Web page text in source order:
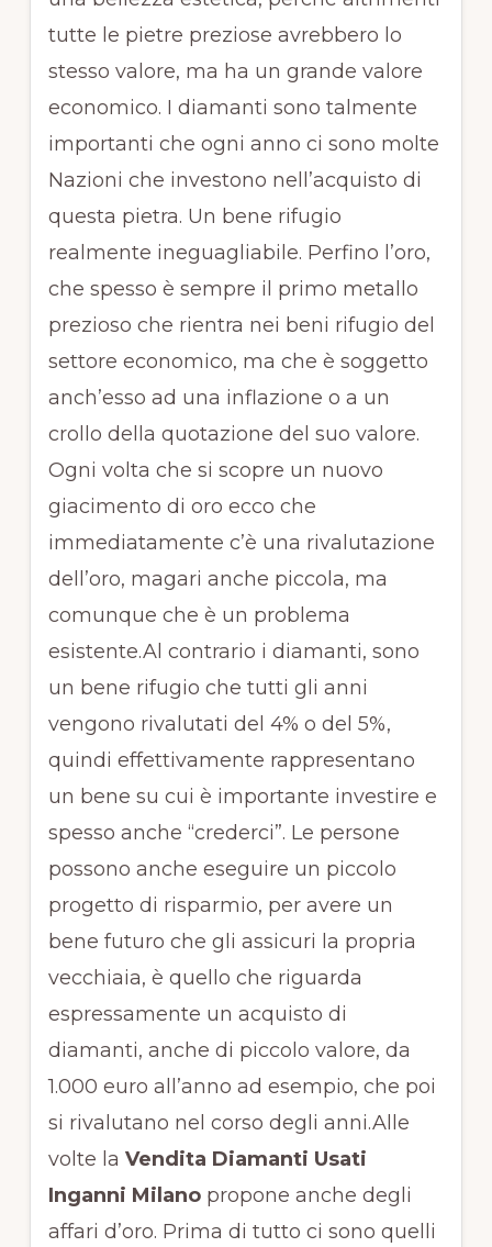
tutte le pietre preziose avrebbero lo
stesso valore, ma ha un grande valore
economico. I diamanti sono talmente
importanti che ogni anno ci sono molte
Nazioni che investono nell’acquisto di
questa pietra. Un bene rifugio
realmente ineguagliabile. Perfino l’oro,
che spesso è sempre il primo metallo
prezioso che rientra nei beni rifugio del
settore economico, ma che è soggetto
anch’esso ad una inflazione o a un
crollo della quotazione del suo valore.
Ogni volta che si scopre un nuovo
giacimento di oro ecco che
immediatamente c’è una rivalutazione
dell’oro, magari anche piccola, ma
comunque che è un problema
esistente.Al contrario i diamanti, sono
un bene rifugio che tutti gli anni
vengono rivalutati del 4% o del 5%,
quindi effettivamente rappresentano
un bene su cui è importante investire e
spesso anche “crederci”. Le persone
possono anche eseguire un piccolo
progetto di risparmio, per avere un
bene futuro che gli assicuri la propria
vecchiaia, è quello che riguarda
espressamente un acquisto di
diamanti, anche di piccolo valore, da
1.000 euro all’anno ad esempio, che poi
si rivalutano nel corso degli anni.Alle
volte la Vendita Diamanti Usati
Inganni Milanopropone anche degli
affari d’oro. Prima di tutto ci sono quelli